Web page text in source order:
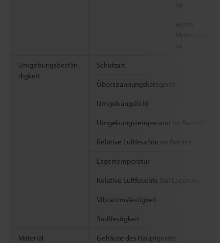
Umgebungsbestän
digkeit
Schutzart
Überspannungskategorie
Umgebungslicht
Umgebungstemperatur im Betrieb
Relative Luftfeuchte im Betrieb
Lagertemperatur
Relative Luftfeuchte bei Lagerung
Vibrationsfestigkeit
Stoßfestigkeit
Material Gehäuse des Hauptgeräts